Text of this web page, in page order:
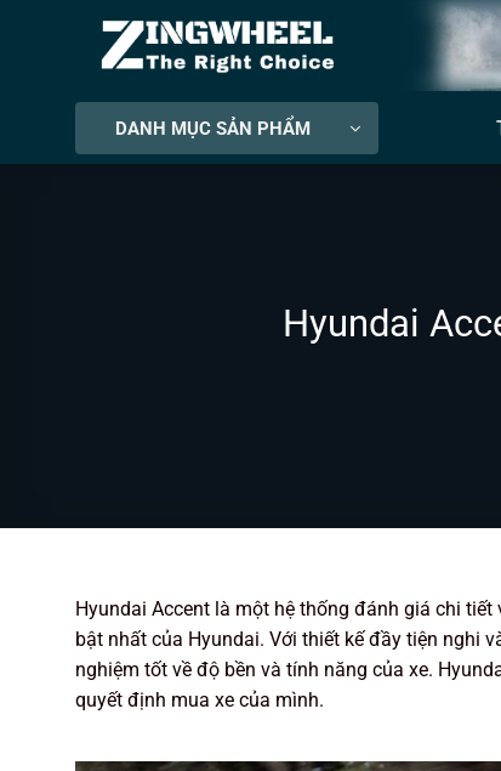
DANH MỤC SẢN PHẨM
Hyundai
Hyundai Accent là một hệ thống đánh giá chi
bật nhất của Hyundai. Với thiết kế đầy tiện nghi
nghiệm tốt về độ bền và tính năng của xe.
quyết định mua xe của mình.